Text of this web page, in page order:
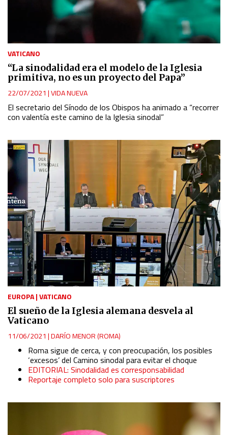
VATICANO
“La sinodalidad era el modelo de la Iglesia
primitiva, no es un proyecto del Papa”
22/07/2021 |VIDA NUEVA
El secretario del Sínodo de los Obispos ha animado a “recorrer
con valentía este camino de la Iglesia sinodal”
EUROPA|VATICANO
El sueño de la Iglesia alemana desvela al
Vaticano
11/06/2021 |DARÍO MENOR (ROMA)
Roma sigue de cerca, y con preocupación, los posibles
‘excesos’ del Camino sinodal para evitar el choque
EDITORIAL: Sinodalidad es corresponsabilidad
Reportaje completo solo para suscriptores